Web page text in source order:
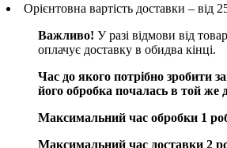
Орієнтовна вартість доставки – від
Важливо! У разі відмови від
оплачує доставку в обидва кінці.
Час до якого потрібно зробити
його обробка почалась в той же
Максимальний час обробки 1
Максимальний час доставки 2